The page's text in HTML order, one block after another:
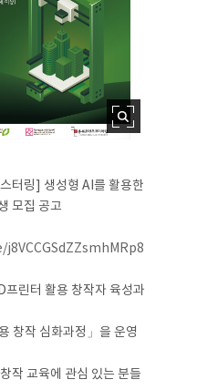
터링] 생성형 AI를 활용한
모집 공고
린터 활용 창작자 육성과
창작 심화과정」을 운영
작 교육에 관심 있는 분들